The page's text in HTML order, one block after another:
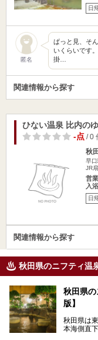
日
匿名
ぱっと見、そ
いくらいです
掛…
関連情報から探す
ひない温泉 比内のゆ
-点/ 0
秋
早
JR
営
入
日
関連情報から探す
秋田県のニフティ温
秋田県
版】
秋田県は
本海側直